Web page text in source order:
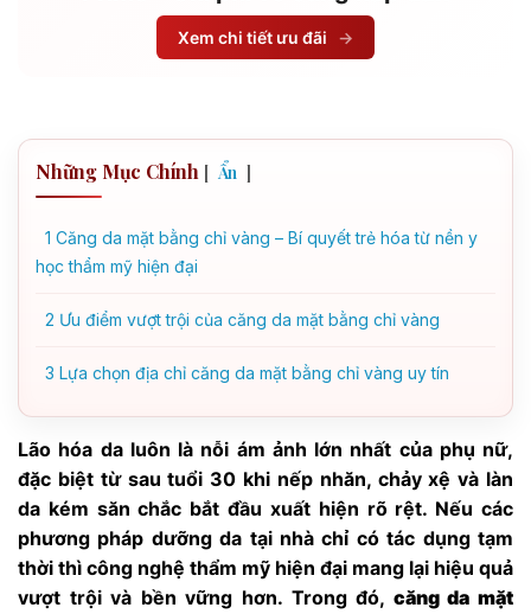
Xem chi tiết ưu đãi →
Những Mục Chính [ Ẩn ]
1 Căng da mặt bằng chỉ vàng – Bí quyết trẻ hóa từ nền y
học thẩm mỹ hiện đại
2 Ưu điểm vượt trội của căng da mặt bằng chỉ vàng
3 Lựa chọn địa chỉ căng da mặt bằng chỉ vàng uy tín
Lão hóa da luôn là nỗi ám ảnh lớn nhất của phụ nữ,
đặc biệt từ sau tuổi 30 khi nếp nhăn, chảy xệ và làn
da kém săn chắc bắt đầu xuất hiện rõ rệt. Nếu các
phương pháp dưỡng da tại nhà chỉ có tác dụng tạm
thời thì công nghệ thẩm mỹ hiện đại mang lại hiệu quả
vượt trội và bền vững hơn. Trong đó, căng da mặt